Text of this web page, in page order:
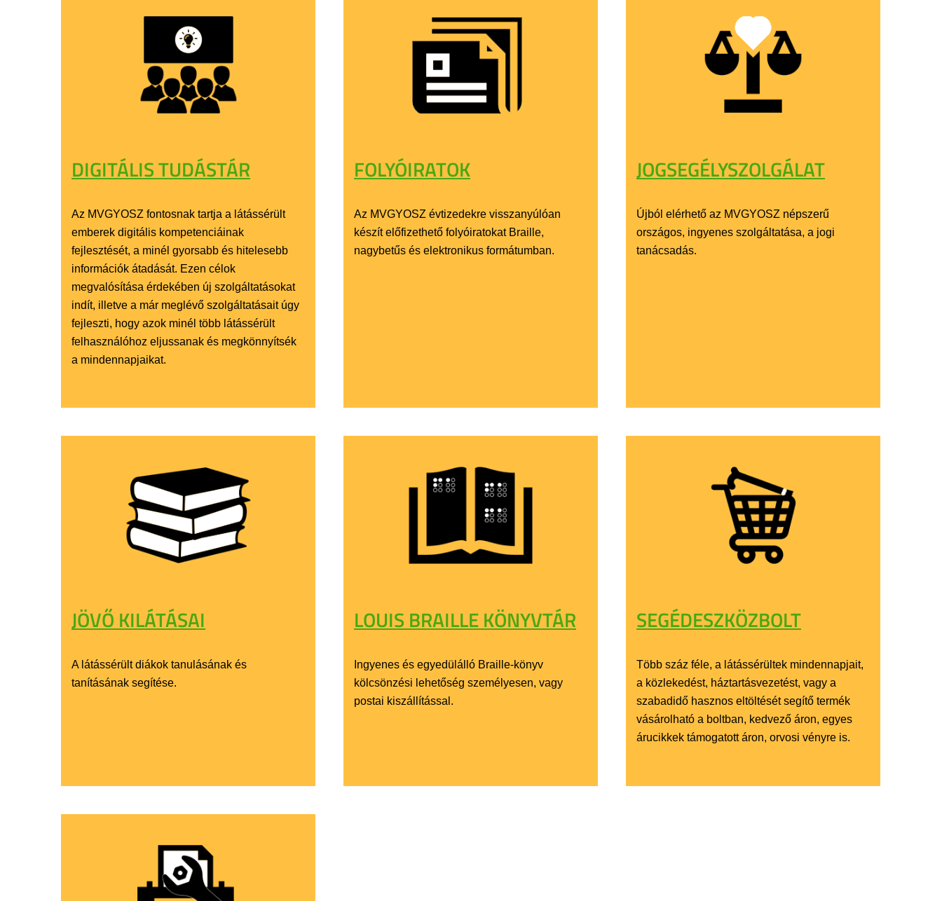
DIGITÁLIS TUDÁSTÁR
Az MVGYOSZ fontosnak tartja a látássérült
emberek digitális kompetenciáinak
fejlesztését, a minél gyorsabb és hitelesebb
információk átadását. Ezen célok
megvalósítása érdekében új szolgáltatásokat
indít, illetve a már meglévő szolgáltatásait úgy
fejleszti, hogy azok minél több látássérült
felhasználóhoz eljussanak és megkönnyítsék
a mindennapjaikat.
FOLYÓIRATOK
Az MVGYOSZ évtizedekre visszanyúlóan
készít előfizethető folyóiratokat Braille,
nagybetűs és elektronikus formátumban.
JOGSEGÉLYSZOLGÁLAT
Újból elérhető az MVGYOSZ népszerű
országos, ingyenes szolgáltatása, a jogi
tanácsadás.
JÖVŐ KILÁTÁSAI
A látássérült diákok tanulásának és
tanításának segítése.
LOUIS BRAILLE KÖNYVTÁR
Ingyenes és egyedülálló Braille-könyv
kölcsönzési lehetőség személyesen, vagy
postai kiszállítással.
SEGÉDESZKÖZBOLT
Több száz féle, a látássérültek mindennapjait,
a közlekedést, háztartásvezetést, vagy a
szabadidő hasznos eltöltését segítő termék
vásárolható a boltban, kedvező áron, egyes
árucikkek támogatott áron, orvosi vényre is.